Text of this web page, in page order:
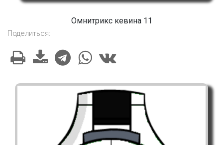
Омнитрикс кевина 11
Поделиться: